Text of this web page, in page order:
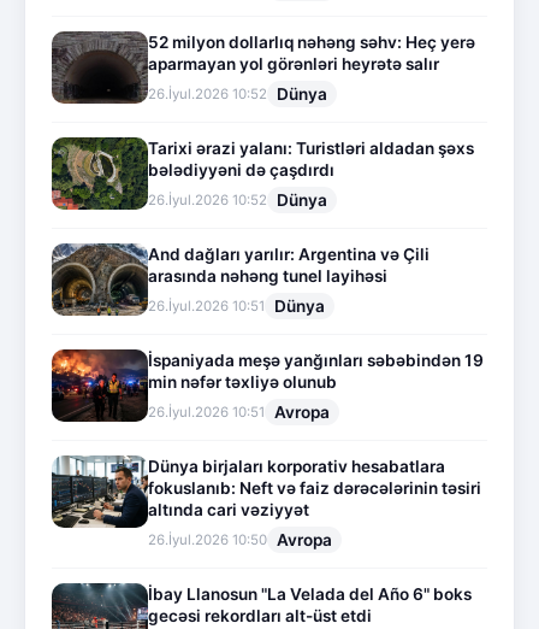
52 milyon dollarlıq nəhəng səhv: Heç yerə
aparmayan yol görənləri heyrətə salır
26.İyul.2026 10:52 Dünya
Tarixi ərazi yalanı: Turistləri aldadan şəxs
bələdiyyəni də çaşdırdı
26.İyul.2026 10:52 Dünya
And dağları yarılır: Argentina və Çili
arasında nəhəng tunel layihəsi
26.İyul.2026 10:51 Dünya
İspaniyada meşə yanğınları səbəbindən 19
min nəfər təxliyə olunub
26.İyul.2026 10:51 Avropa
Dünya birjaları korporativ hesabatlara
fokuslanıb: Neft və faiz dərəcələrinin təsiri
altında cari vəziyyət
26.İyul.2026 10:50 Avropa
İbay Llanosun "La Velada del Año 6" boks
gecəsi rekordları alt-üst etdi